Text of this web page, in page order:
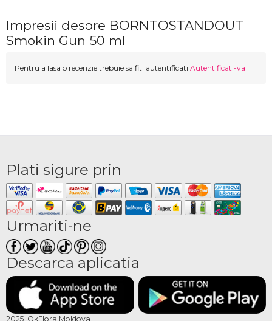
Impresii despre BORNTOSTANDOUT
Smokin Gun 50 ml
Pentru a lasa o recenzie trebuie sa fiti autentificati Autentificati-va
Plati sigure prin
Urmariti-ne
Descarca aplicatia
2025, OkFlora Moldova